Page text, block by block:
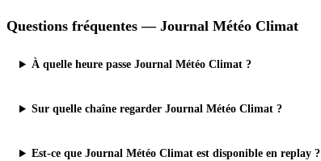
Questions fréquentes — Journal Météo Climat
À quelle heure passe Journal Météo Climat ?
Sur quelle chaîne regarder Journal Météo Climat ?
Est-ce que Journal Météo Climat est disponible en replay ?